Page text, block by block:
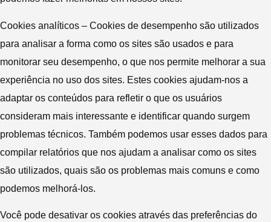
Cookies analíticos – Cookies de desempenho são utilizados
para analisar a forma como os sites são usados e para
monitorar seu desempenho, o que nos permite melhorar a sua
experiência no uso dos sites. Estes cookies ajudam-nos a
adaptar os conteúdos para refletir o que os usuários
consideram mais interessante e identificar quando surgem
problemas técnicos. Também podemos usar esses dados para
compilar relatórios que nos ajudam a analisar como os sites
são utilizados, quais são os problemas mais comuns e como
podemos melhorá-los.
Você pode desativar os cookies através das preferências do